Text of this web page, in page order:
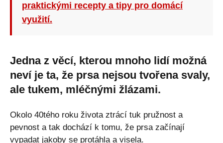
praktickými recepty a tipy pro domácí
využití.
Jedna z věcí, kterou mnoho lidí možná
neví je ta, že prsa nejsou tvořena svaly,
ale tukem, mléčnými žlázami.
Okolo 40tého roku života ztrácí tuk pružnost a
pevnost a tak dochází k tomu, že prsa začínají
vypadat jakoby se protáhla a visela.